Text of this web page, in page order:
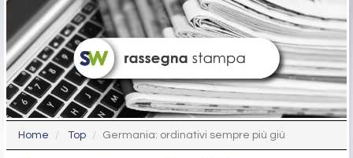
Home Top Germania: ordinativi sempre più giù